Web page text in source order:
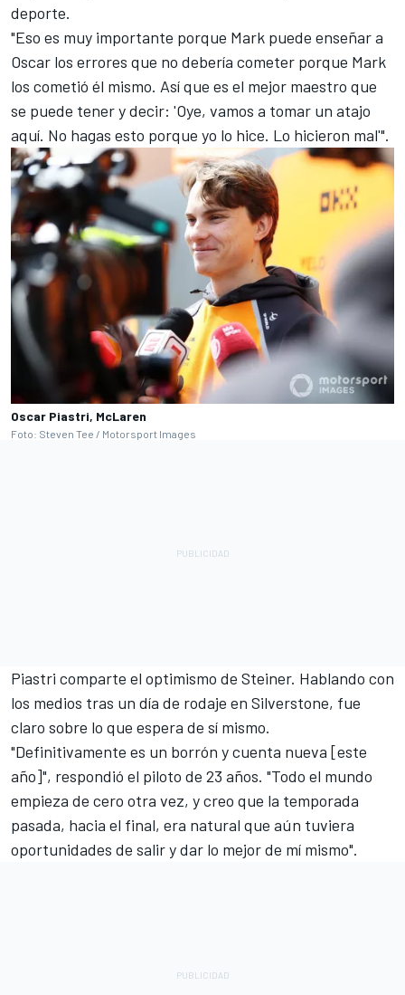
deporte.
"Eso es muy importante porque Mark puede enseñar a
Oscar los errores que no debería cometer porque Mark
los cometió él mismo. Así que es el mejor maestro que
se puede tener y decir: 'Oye, vamos a tomar un atajo
aquí. No hagas esto porque yo lo hice. Lo hicieron mal'".
Oscar Piastri, McLaren
Foto: Steven Tee / Motorsport Images
Piastri comparte el optimismo de Steiner. Hablando con
los medios tras un día de rodaje en Silverstone, fue
claro sobre lo que espera de sí mismo.
"Definitivamente es un borrón y cuenta nueva [este
año]", respondió el piloto de 23 años. "Todo el mundo
empieza de cero otra vez, y creo que la temporada
pasada, hacia el final, era natural que aún tuviera
oportunidades de salir y dar lo mejor de mí mismo".